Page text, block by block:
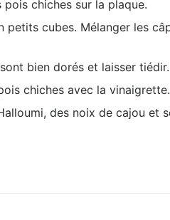
chiches sur la plaque.
cubes. Mélanger les
bien dorés et laisser tiédir.
chiches avec la
des noix de cajou et